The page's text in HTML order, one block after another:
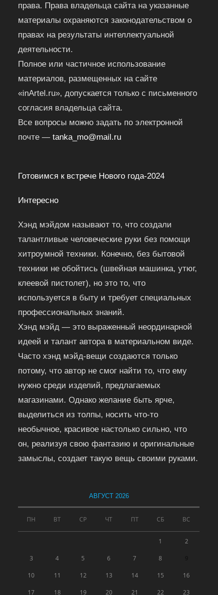
права. Права владельца сайта на указанные
материалы охраняются законодательством о
правах на результаты интеллектуальной
деятельности.
Полное или частичное использование
материалов, размещенных на сайте
«inArtel.ru», допускается только с письменного
согласия владельца сайта.
Все вопросы можно задать по электронной
почте —tanka_mo@mail.ru
Готовимся к встрече Нового года-2024
Интересно
Хэнд мэйдом называют то, что создали
талантливые человеческие руки без помощи
хитроумной техники. Конечно, без бытовой
техники не обойтись (швейная машинка, утюг,
клеевой пистолет), но это то, что
используется в быту и требует специальных
профессиональных знаний.
Хэнд мэйд — это выраженный неординарной
идеей и талант автора в материальном виде.
Часто хэнд мэйд-вещи создаются только
потому, что автор не смог найти то, что ему
нужно среди изделий, предлагаемых
магазинами. Однако желание быть ярче,
выделиться из толпы, носить что-то
необычное, красивое настолько сильно, что
он, реализуя свою фантазию и оригинальные
замыслы, создает такую вещь своими руками.
АВГУСТ 2026
ПН ВТ СР ЧТ ПТ СБ ВС
1 2
3 4 5 6 7 8
10 11 12 13 14 15 16
17 18 19 20 21 22 23